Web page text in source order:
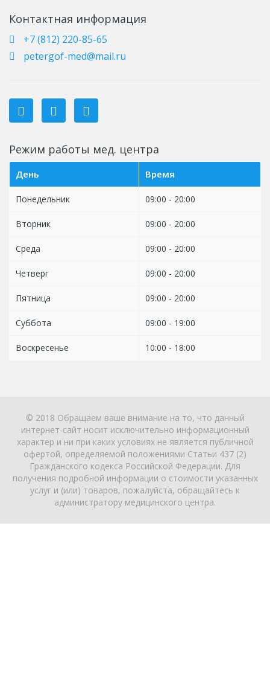
Контактная информация
+7 (812) 220-85-65
petergof-med@mail.ru
Режим работы мед. центра
День Время
Понедельник 09:00 - 20:00
Вторник 09:00 - 20:00
Среда 09:00 - 20:00
Четверг 09:00 - 20:00
Пятница 09:00 - 20:00
Суббота 09:00 - 19:00
Воскресенье 10:00 - 18:00
© 2018 Обращаем ваше внимание на то, что данный
интернет-сайт носит исключительно информационный
характер и ни при каких условиях не является публичной
офертой, определяемой положениями Статьи 437 (2)
Гражданского кодекса Российской Федерации. Для
получения подробной информации о стоимости указанных
услуг и (или) товаров, пожалуйста, обращайтесь к
администратору медицинского центра.